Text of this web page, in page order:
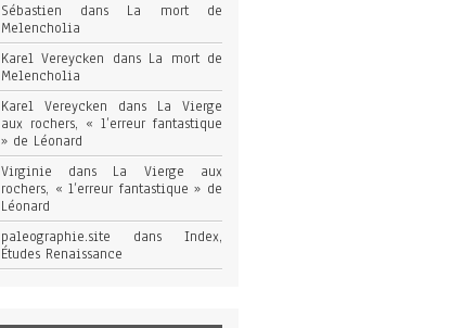
Sébastien dans La mort de
Melencholia
Karel Vereycken dans La mort de
Melencholia
Karel Vereycken dans La Vierge
aux rochers, « l’erreur fantastique
» de Léonard
Virginie dans La Vierge aux
rochers, « l’erreur fantastique » de
Léonard
paleographie.site dans Index,
Études Renaissance